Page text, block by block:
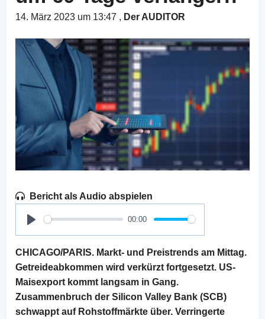
14. März 2023 um 13:47 , Der AUDITOR
Bericht als Audio abspielen
Play
00:00
CHICAGO/PARIS. Markt- und Preistrends am Mittag.
Getreideabkommen wird verkürzt fortgesetzt. US-
Maisexport kommt langsam in Gang.
Zusammenbruch der Silicon Valley Bank (SCB)
schwappt auf Rohstoffmärkte über. Verringerte